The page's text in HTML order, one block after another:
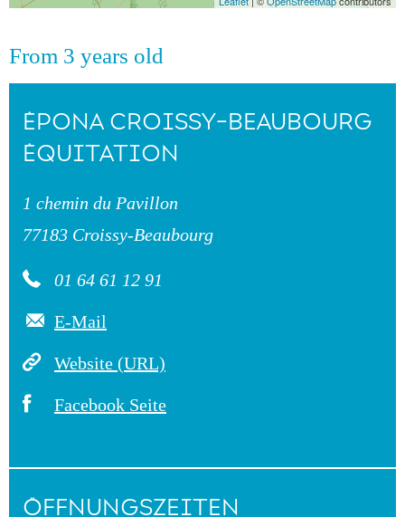
From 3 years old
ÉPONA CROISSY-BEAUBOURG
ÉQUITATION
1 chemin du Pavillon
77183 Croissy-Beaubourg
01 64 61 12 91
E-Mail
Website (URL)
Facebook Seite
ÖFFNUNGSZEITEN